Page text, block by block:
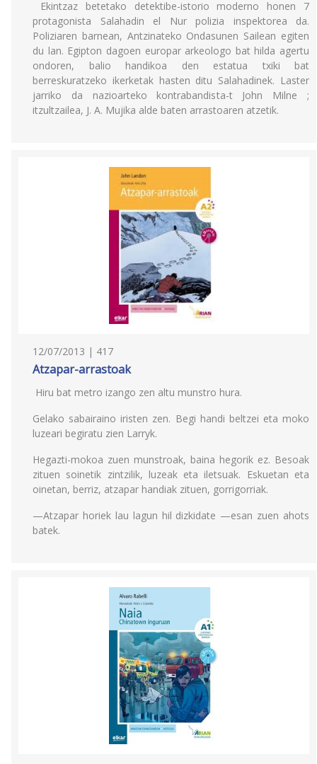
Ekintzaz betetako detektibe-istorio moderno honen 7
protagonista Salahadin el Nur polizia inspektorea da.
Poliziaren barnean, Antzinateko Ondasunen Sailean egiten
du lan. Egipton dagoen europar arkeologo bat hilda agertu
ondoren, balio handikoa den estatua txiki bat
berreskuratzeko ikerketak hasten ditu Salahadinek. Laster
jarriko da nazioarteko kontrabandista-t John Milne ;
itzultzailea, J. A. Mujika alde baten arrastoaren atzetik.
12/07/2013 | 417
Atzapar-arrastoak
Hiru bat metro izango zen altu munstro hura.
Gelako sabairaino iristen zen. Begi handi beltzei eta moko
luzeari begiratu zien Larryk.
Hegazti-mokoa zuen munstroak, baina hegorik ez. Besoak
zituen soinetik zintzilik, luzeak eta iletsuak. Eskuetan eta
oinetan, berriz, atzapar handiak zituen, gorrigorriak.
—Atzapar horiek lau lagun hil dizkidate —esan zuen ahots
batek.